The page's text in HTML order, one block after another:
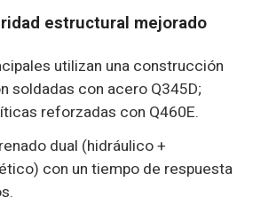
estructural mejorado
utilizan una construcción
soldadas con acero Q345D;
reforzadas con Q460E.
dual (hidráulico +
con un tiempo de respuesta